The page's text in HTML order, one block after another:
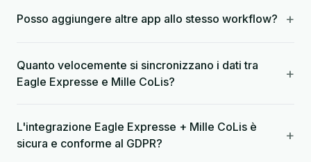
Posso aggiungere altre app allo stesso workflow? +
Quanto velocemente si sincronizzano i dati tra
Eagle Expresse e Mille CoLis?
+
L'integrazione Eagle Expresse + Mille CoLis è
sicura e conforme al GDPR?
+